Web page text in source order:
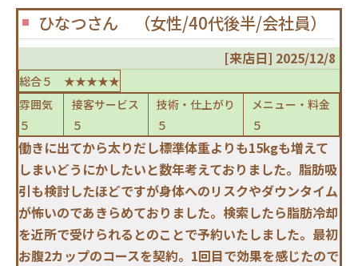
ひなつさん （女性/40代後半/会社員）
[来店日] 2025/12/8
総合５ ★★★★★
雰囲気
５
接客サービス
５
技術・仕上がり
５
メニュー・料金
５
働きに出てから太りだし標準体重よりも15kgも増えて
しまいどうにかしたいと数年考えておりました。脂肪吸
引も検討したほどですが身体へのリスクやダウンタイム
が怖いのであきらめておりました。検索したら脂肪冷却
を近所で受けられるとのことで予約いたしました。最初
お腹2カップのコースを契約。1回目で効果を感じたので